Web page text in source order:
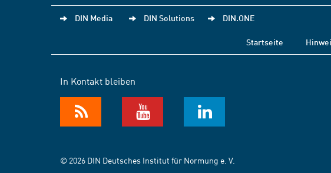
DIN Media DIN Solutions DIN.ONE
Startseite
In Kontakt bleiben
© 2026 DIN Deutsches Institut für Normung e. V.